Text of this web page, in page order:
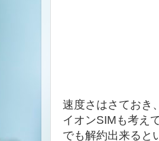
速度さはさておき
イオンSIMも考え